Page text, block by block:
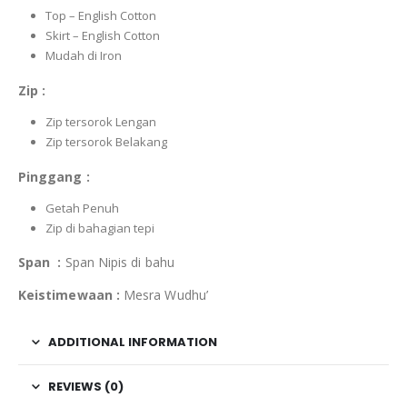
Top – English Cotton
Skirt – English Cotton
Mudah di Iron
Zip :
Zip tersorok Lengan
Zip tersorok Belakang
Pinggang :
Getah Penuh
Zip di bahagian tepi
Span : Span Nipis di bahu
Keistimewaan : Mesra Wudhu’
ADDITIONAL INFORMATION
REVIEWS (0)